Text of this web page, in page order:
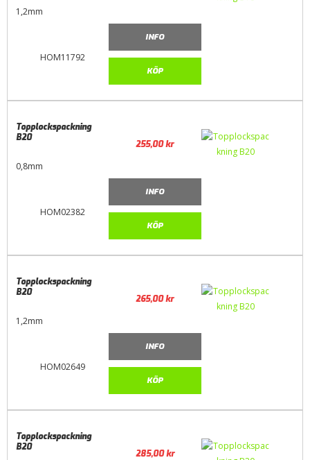
HOM11792
1,2mm
INFO
KÖP
HOM02382
Topplockspackning
B20
0,8mm
255,00kr
INFO
KÖP
HOM02649
Topplockspackning
B20
1,2mm
265,00kr
INFO
KÖP
Topplockspackning
B20
285,00kr